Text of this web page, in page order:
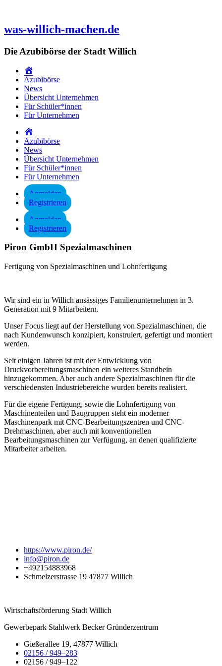
was-willich-machen.de
Die Azubibörse der Stadt Willich
Azubibörse
News
Übersicht Unternehmen
Für Schüler*innen
Für Unternehmen
Azubibörse
News
Übersicht Unternehmen
Für Schüler*innen
Für Unternehmen
Anmelden
Registrieren
Anmelden
Registrieren
Piron GmbH Spezialmaschinen
Fertigung von Spezialmaschinen und Lohnfertigung
Wir sind ein in Willich ansässiges Familienunternehmen in 3.
Generation mit 9 Mitarbeitern.
Unser Focus liegt auf der Herstellung von Spezialmaschinen, die
nach Kundenwunsch konzipiert, konstruiert, gefertigt und montiert
werden.
Seit einigen Jahren ist mit der Entwicklung von
Druckvorbereitungsmaschinen ein weiteres Standbein
hinzugekommen. Aber auch andere Spezialmaschinen für die
verschiedensten Industriebereiche wurden bereits realisiert.
Für die eigene Fertigung, sowie die Lohnfertigung von
Maschinenteilen und Baugruppen steht ein moderner
Maschinenpark mit CNC-Bearbeitungszentren und CNC-
Drehmaschinen, aber auch mit konventionellen
Bearbeitungsmaschinen zur Verfügung, an denen qualifizierte
Mitarbeiter arbeiten.
https://www.piron.de/
info@piron.de
+492154883968
Schmelzerstrasse 19 47877 Willich
Wirtschaftsförderung Stadt Willich
Gewerbepark Stahlwerk Becker Gründerzentrum
Gießerallee 19, 47877 Willich
02156 / 949–283
02156 / 949–122